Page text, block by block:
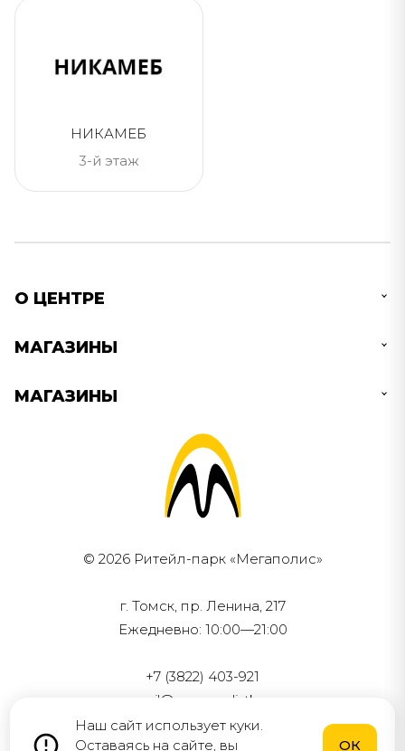
НИКАМЕБ
3-й этаж
О ЦЕНТРЕ
МАГАЗИНЫ
МАГАЗИНЫ
© 2026 Ритейл-парк «Мегаполис»
г. Томск, пр. Ленина, 217
Ежедневно: 10:00—21:00
+7 (3822) 403-921
mail@megapolistk.ru
Разработка и поддержка
Наш сайт использует куки.
Оставаясь на сайте, вы
ОК